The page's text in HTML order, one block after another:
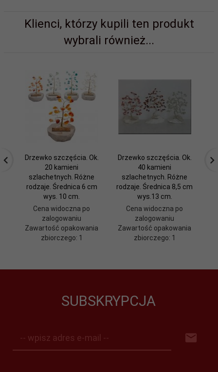
Klienci, którzy kupili ten produkt
wybrali również...
Drzewko szczęścia. Ok.
20 kamieni
szlachetnych. Różne
rodzaje. Średnica 6 cm
wys. 10 cm.
Cena widoczna po
zalogowaniu
Zawartość opakowania
zbiorczego: 1
Drzewko szczęścia. Ok.
40 kamieni
szlachetnych. Różne
rodzaje. Średnica 8,5 cm
wys.13 cm.
Cena widoczna po
zalogowaniu
Zawartość opakowania
zbiorczego: 1
SUBSKRYPCJA
-- wpisz adres e-mail --